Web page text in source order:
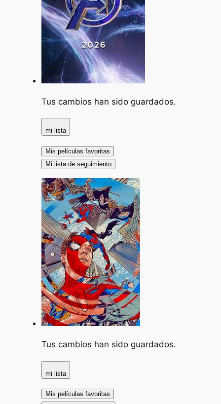
Tus cambios han sido guardados.
mi lista
Mis películas favoritas
Mi lista de seguimiento
Tus cambios han sido guardados.
mi lista
Mis películas favoritas